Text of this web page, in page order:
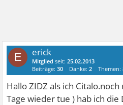
E erick
Mitglied seit:25.02.2013
Beiträge:30 Danke:2 Themen:
Hallo ZIDZ als ich
Tage wieder tue ) hab ich